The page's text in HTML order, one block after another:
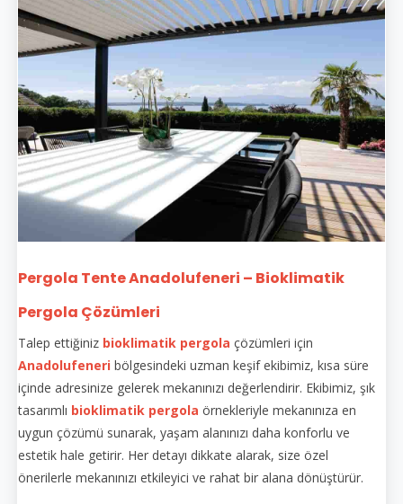
Pergola Tente Anadolufeneri – Bioklimatik
Pergola Çözümleri
Talep ettiğiniz bioklimatik pergola çözümleri için
Anadolufeneri bölgesindeki uzman keşif ekibimiz, kısa süre
içinde adresinize gelerek mekanınızı değerlendirir. Ekibimiz, şık
tasarımlı bioklimatik pergola örnekleriyle mekanınıza en
uygun çözümü sunarak, yaşam alanınızı daha konforlu ve
estetik hale getirir. Her detayı dikkate alarak, size özel
önerilerle mekanınızı etkileyici ve rahat bir alana dönüştürür.